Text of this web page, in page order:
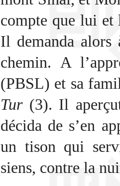
compte que lui et
Il demanda
chemin. A
(PBSL) et sa
Tur(3). Il
décida de s’en
un tison qui
siens, contre la